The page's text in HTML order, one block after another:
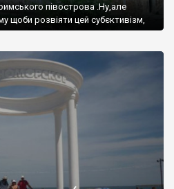
півострова .Ну,але
щоби розвіяти цей субєктивізм,